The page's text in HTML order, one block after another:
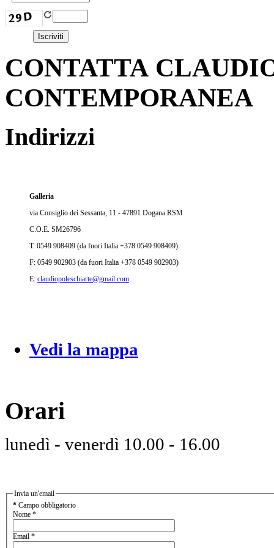
CONTATTA
CONTEMPORANEA
Indirizzi
Galleria
via Consiglio dei Sessanta, 11 - 47891 Dogana RSM
C.O.E. SM26796
T: 0549 908409 (da fuori Italia +378 0549 908409)
F: 0549 902903 (da fuori Italia +378 0549 902903)
E: claudiopoleschiarte@gmail.com
Vedi la mappa
Orari
lunedì - venerdì 10.00 - 16.00
Invia un'email
* Campo obbligatorio
Nome *
Email *